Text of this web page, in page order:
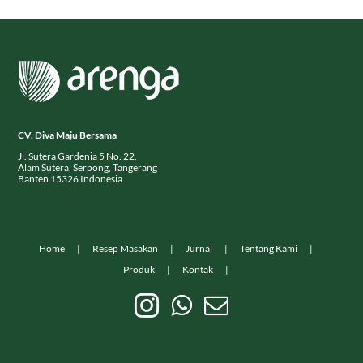
Jl. Sutera Gardenia 5 No. 22,
Alam Sutera, Serpong, Tangerang
Banten 15326 Indonesia